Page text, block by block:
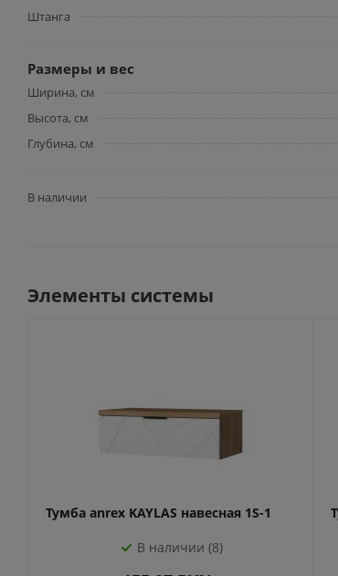
Штанга
Размеры и вес
Ширина, см
Высота, см
Глубина, см
В наличии
Элементы системы
Тумба anrex KAYLAS навесная 1S-1
В наличии (8)